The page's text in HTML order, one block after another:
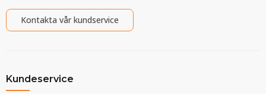
Kontakta vår kundservice
Kundeservice